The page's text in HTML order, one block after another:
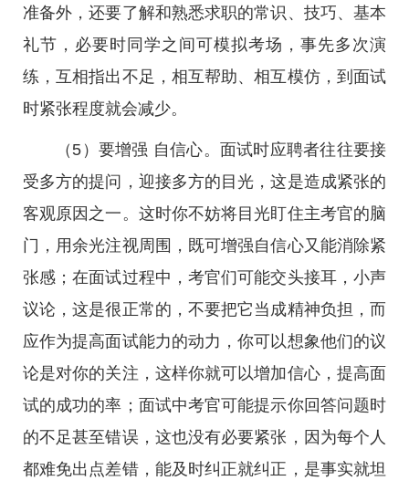
准备外，还要了解和熟悉求职的常识、技巧、基本
礼节，必要时同学之间可模拟考场，事先多次演
练，互相指出不足，相互帮助、相互模仿，到面试
时紧张程度就会减少。
（5）要增强 自信心。面试时应聘者往往要接
受多方的提问，迎接多方的目光，这是造成紧张的
客观原因之一。这时你不妨将目光盯住主考官的脑
门，用余光注视周围，既可增强自信心又能消除紧
张感；在面试过程中，考官们可能交头接耳，小声
议论，这是很正常的，不要把它当成精神负担，而
应作为提高面试能力的动力，你可以想象他们的议
论是对你的关注，这样你就可以增加信心，提高面
试的成功的率；面试中考官可能提示你回答问题时
的不足甚至错误，这也没有必要紧张，因为每个人
都难免出点差错，能及时纠正就纠正，是事实就坦